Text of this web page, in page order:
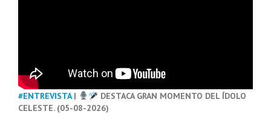
#ENTREVISTA|
DESTACA GRAN MOMENTO DEL ÍDOLO
CELESTE. (05-08-2026)